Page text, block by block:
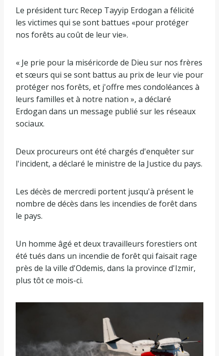
Le président turc Recep Tayyip Erdogan a félicité
les victimes qui se sont battues «pour protéger
nos forêts au coût de leur vie».
« Je prie pour la miséricorde de Dieu sur nos frères
et sœurs qui se sont battus au prix de leur vie pour
protéger nos forêts, et j'offre mes condoléances à
leurs familles et à notre nation », a déclaré
Erdogan dans un message publié sur les réseaux
sociaux.
Deux procureurs ont été chargés d'enquêter sur
l'incident, a déclaré le ministre de la Justice du pays.
Les décès de mercredi portent jusqu'à présent le
nombre de décès dans les incendies de forêt dans
le pays.
Un homme âgé et deux travailleurs forestiers ont
été tués dans un incendie de forêt qui faisait rage
près de la ville d'Odemis, dans la province d'Izmir,
plus tôt ce mois-ci.